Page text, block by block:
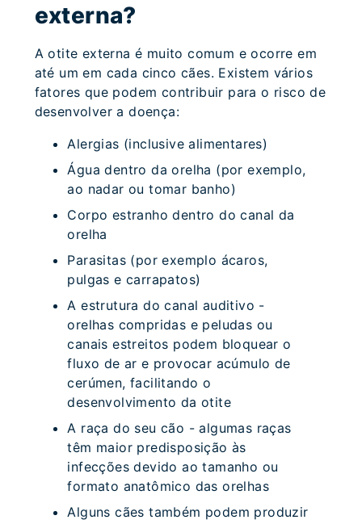
externa?
A otite externa é muito comum e ocorre em
até um em cada cinco cães. Existem vários
fatores que podem contribuir para o risco de
desenvolver a doença:
Alergias (inclusive alimentares)
Água dentro da orelha (por exemplo,
ao nadar ou tomar banho)
Corpo estranho dentro do canal da
orelha
Parasitas (por exemplo ácaros,
pulgas e carrapatos)
A estrutura do canal auditivo -
orelhas compridas e peludas ou
canais estreitos podem bloquear o
fluxo de ar e provocar acúmulo de
cerúmen, facilitando o
desenvolvimento da otite
A raça do seu cão - algumas raças
têm maior predisposição às
infecções devido ao tamanho ou
formato anatômico das orelhas
Alguns cães também podem produzir